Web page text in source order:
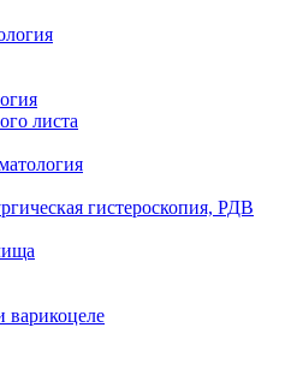
листа
гистероскопия, РДВ